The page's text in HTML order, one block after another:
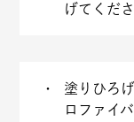
げてくださ
塗りひろ
ロファイ